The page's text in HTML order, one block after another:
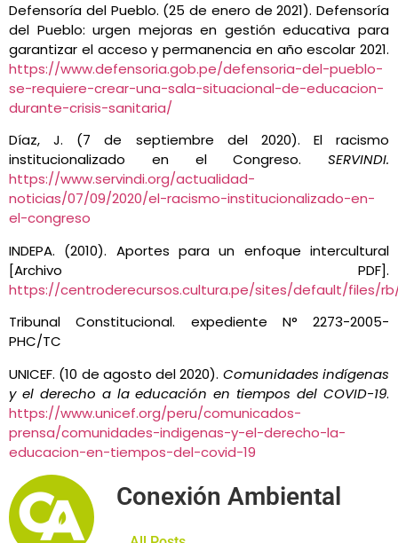
Defensoría del Pueblo. (25 de enero de 2021). Defensoría
del Pueblo: urgen mejoras en gestión educativa para
garantizar el acceso y permanencia en año escolar 2021.
https://www.defensoria.gob.pe/defensoria-del-pueblo-
se-requiere-crear-una-sala-situacional-de-educacion-
durante-crisis-sanitaria/
Díaz, J. (7 de septiembre del 2020). El racismo
institucionalizado en el Congreso. SERVINDI.
https://www.servindi.org/actualidad-
noticias/07/09/2020/el-racismo-institucionalizado-en-
el-congreso
INDEPA. (2010). Aportes para un enfoque intercultural
[Archivo PDF].
https://centroderecursos.cultura.pe/sites/default/files/rb/
Tribunal Constitucional. expediente N° 2273-2005-
PHC/TC
UNICEF. (10 de agosto del 2020). Comunidades indígenas
y el derecho a la educación en tiempos del COVID-19.
https://www.unicef.org/peru/comunicados-
prensa/comunidades-indigenas-y-el-derecho-la-
educacion-en-tiempos-del-covid-19
Conexión Ambiental